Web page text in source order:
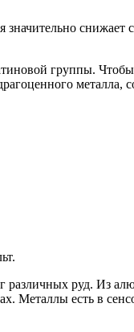
снижает
группы.
металла,
различных руд. Из
Металлы есть в